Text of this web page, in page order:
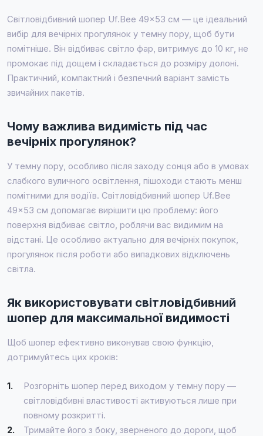
Світловідбивний шопер Uf.Bee 49×53 см — це ідеальний
вибір для вечірніх прогулянок у темну пору, щоб бути
помітніше. Він відбиває світло фар, витримує до 10 кг, не
промокає під дощем і складається до розміру долоні.
Практичний, компактний і безпечний варіант замість
звичайних пакетів.
Чому важлива видимість під час
вечірніх прогулянок?
У темну пору, особливо після заходу сонця або в умовах
слабкого вуличного освітлення, пішоходи стають менш
помітними для водіїв. Світловідбивний шопер Uf.Bee
49×53 см допомагає вирішити цю проблему: його
поверхня відбиває світло, роблячи вас видимим на
відстані. Це особливо актуально для вечірніх покупок,
прогулянок після роботи або випадкових відключень
світла.
Як використовувати світловідбивний
шопер для максимальної видимості
Щоб шопер ефективно виконував свою функцію,
дотримуйтесь цих кроків:
1.
Розгорніть шопер перед виходом у темну пору —
світловідбивні властивості активуються лише при
повному розкритті.
2.
Тримайте його з боку, зверненого до дороги, щоб